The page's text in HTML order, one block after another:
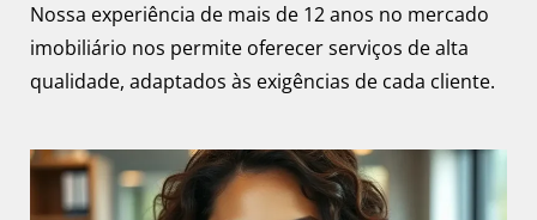
Nossa experiência de mais de 12 anos no mercado
imobiliário nos permite oferecer serviços de alta
qualidade, adaptados às exigências de cada cliente.